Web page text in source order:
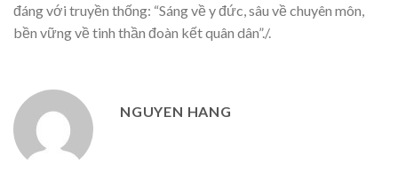
đáng với truyền thống: “Sáng về y đức, sâu về chuyên môn,
bền vững về tinh thần đoàn kết quân dân”./.
NGUYEN HANG